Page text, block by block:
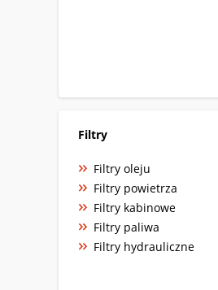
Filtry
Filtry oleju
Filtry powietrza
Filtry kabinowe
Filtry paliwa
Filtry hydrauliczne